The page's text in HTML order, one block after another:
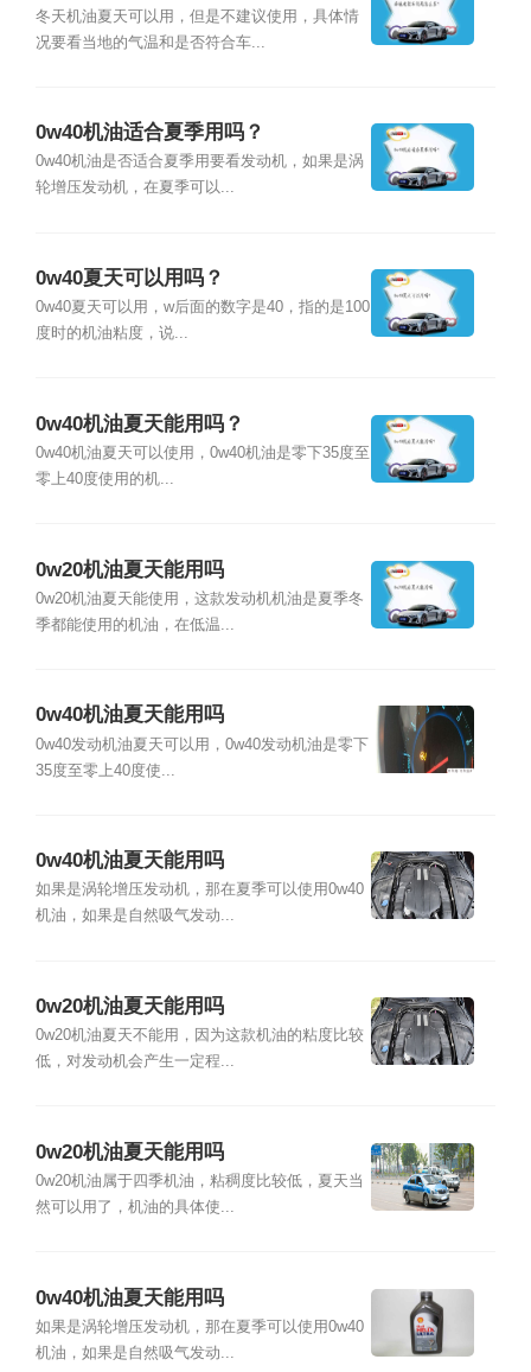
冬天机油夏天可以用，但是不建议使用，具体情
况要看当地的气温和是否符合车...
0w40机油适合夏季用吗？
0w40机油是否适合夏季用要看发动机，如果是涡
轮增压发动机，在夏季可以...
0w40夏天可以用吗？
0w40夏天可以用，w后面的数字是40，指的是100
度时的机油粘度，说...
0w40机油夏天能用吗？
0w40机油夏天可以使用，0w40机油是零下35度至
零上40度使用的机...
0w20机油夏天能用吗
0w20机油夏天能使用，这款发动机机油是夏季冬
季都能使用的机油，在低温...
0w40机油夏天能用吗
0w40发动机油夏天可以用，0w40发动机油是零下
35度至零上40度使...
0w40机油夏天能用吗
如果是涡轮增压发动机，那在夏季可以使用0w40
机油，如果是自然吸气发动...
0w20机油夏天能用吗
0w20机油夏天不能用，因为这款机油的粘度比较
低，对发动机会产生一定程...
0w20机油夏天能用吗
0w20机油属于四季机油，粘稠度比较低，夏天当
然可以用了，机油的具体使...
0w40机油夏天能用吗
如果是涡轮增压发动机，那在夏季可以使用0w40
机油，如果是自然吸气发动...